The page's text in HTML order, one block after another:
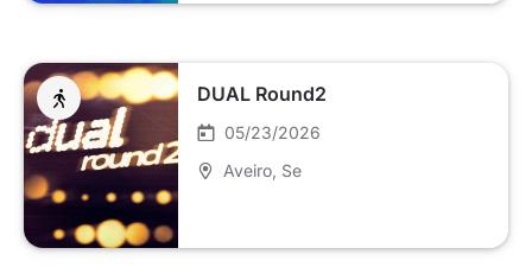
DUAL Round2
05/23/2026
Aveiro , Se